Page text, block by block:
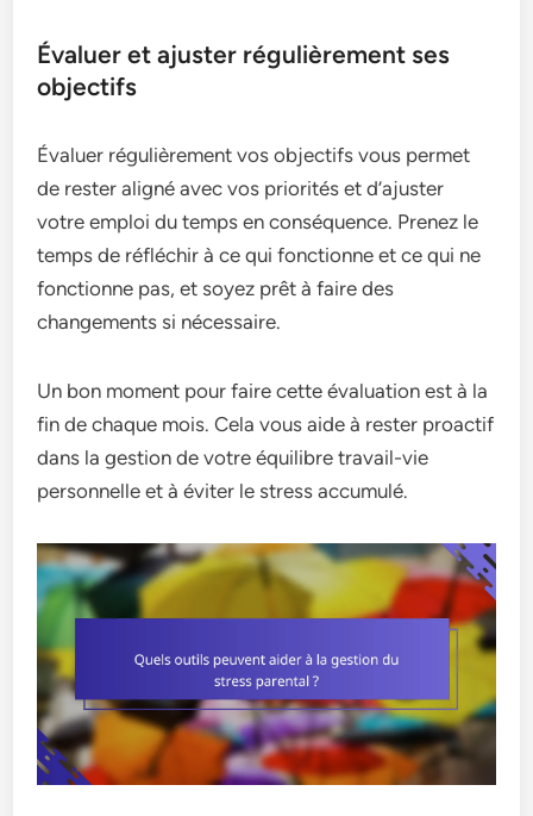
Évaluer et ajuster régulièrement ses
objectifs
Évaluer régulièrement vos objectifs vous permet
de rester aligné avec vos priorités et d’ajuster
votre emploi du temps en conséquence. Prenez le
temps de réfléchir à ce qui fonctionne et ce qui ne
fonctionne pas, et soyez prêt à faire des
changements si nécessaire.
Un bon moment pour faire cette évaluation est à la
fin de chaque mois. Cela vous aide à rester proactif
dans la gestion de votre équilibre travail-vie
personnelle et à éviter le stress accumulé.